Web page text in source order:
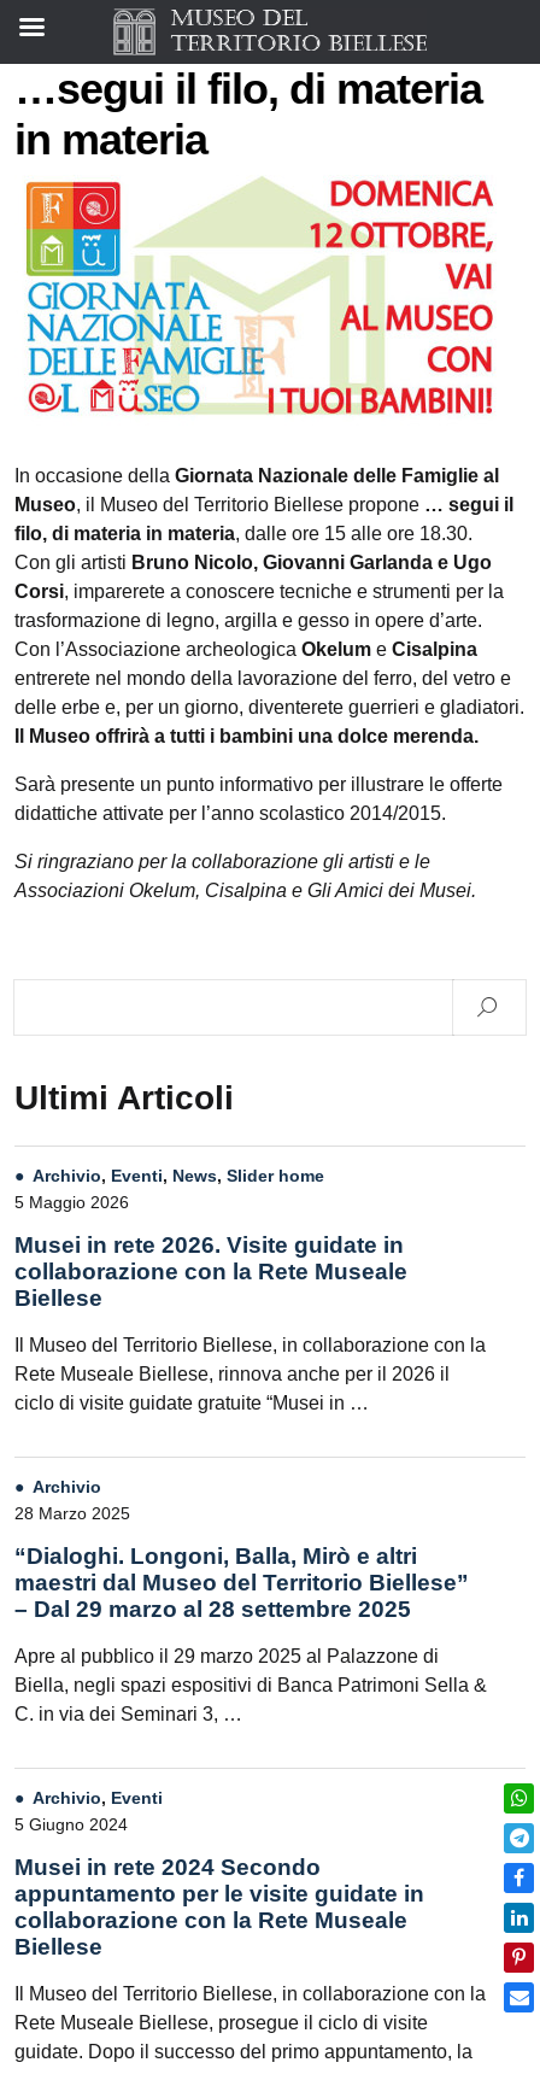
…segui il filo, di materia
in materia
In occasione della Giornata Nazionale delle Famiglie al
Museo, il Museo del Territorio Biellese propone … segui il
filo, di materia in materia, dalle ore 15 alle ore 18.30.
Con gli artisti Bruno Nicolo, Giovanni Garlanda e Ugo
Corsi, imparerete a conoscere tecniche e strumenti per la
trasformazione di legno, argilla e gesso in opere d’arte.
Con l’Associazione archeologica Okelum e Cisalpina
entrerete nel mondo della lavorazione del ferro, del vetro e
delle erbe e, per un giorno, diventerete guerrieri e gladiatori.
Il Museo offrirà a tutti i bambini una dolce merenda.
Sarà presente un punto informativo per illustrare le offerte
didattiche attivate per l’anno scolastico 2014/2015.
Si ringraziano per la collaborazione gli artisti e le
Associazioni Okelum, Cisalpina e Gli Amici dei Musei.
Ultimi Articoli
Archivio, Eventi, News, Slider home
5 Maggio 2026
Musei in rete 2026. Visite guidate in
collaborazione con la Rete Museale
Biellese
Il Museo del Territorio Biellese, in collaborazione con la
Rete Museale Biellese, rinnova anche per il 2026 il
ciclo di visite guidate gratuite “Musei in …
Archivio
28 Marzo 2025
“Dialoghi. Longoni, Balla, Mirò e altri
maestri dal Museo del Territorio Biellese”
– Dal 29 marzo al 28 settembre 2025
Apre al pubblico il 29 marzo 2025 al Palazzone di
Biella, negli spazi espositivi di Banca Patrimoni Sella &
C. in via dei Seminari 3, …
Archivio, Eventi
5 Giugno 2024
Musei in rete 2024 Secondo
appuntamento per le visite guidate in
collaborazione con la Rete Museale
Biellese
Il Museo del Territorio Biellese, in collaborazione con la
Rete Museale Biellese, prosegue il ciclo di visite
guidate. Dopo il successo del primo appuntamento, la